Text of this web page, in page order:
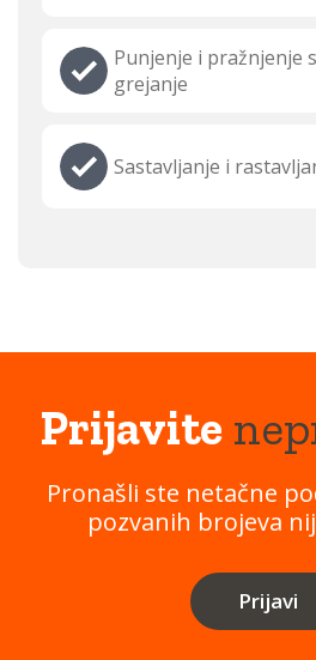
Punjenje i pražnjenje
grejanje
Sastavljanje i
Prijavite
Pronašli ste netačne
pozvanih brojeva
Prijavi